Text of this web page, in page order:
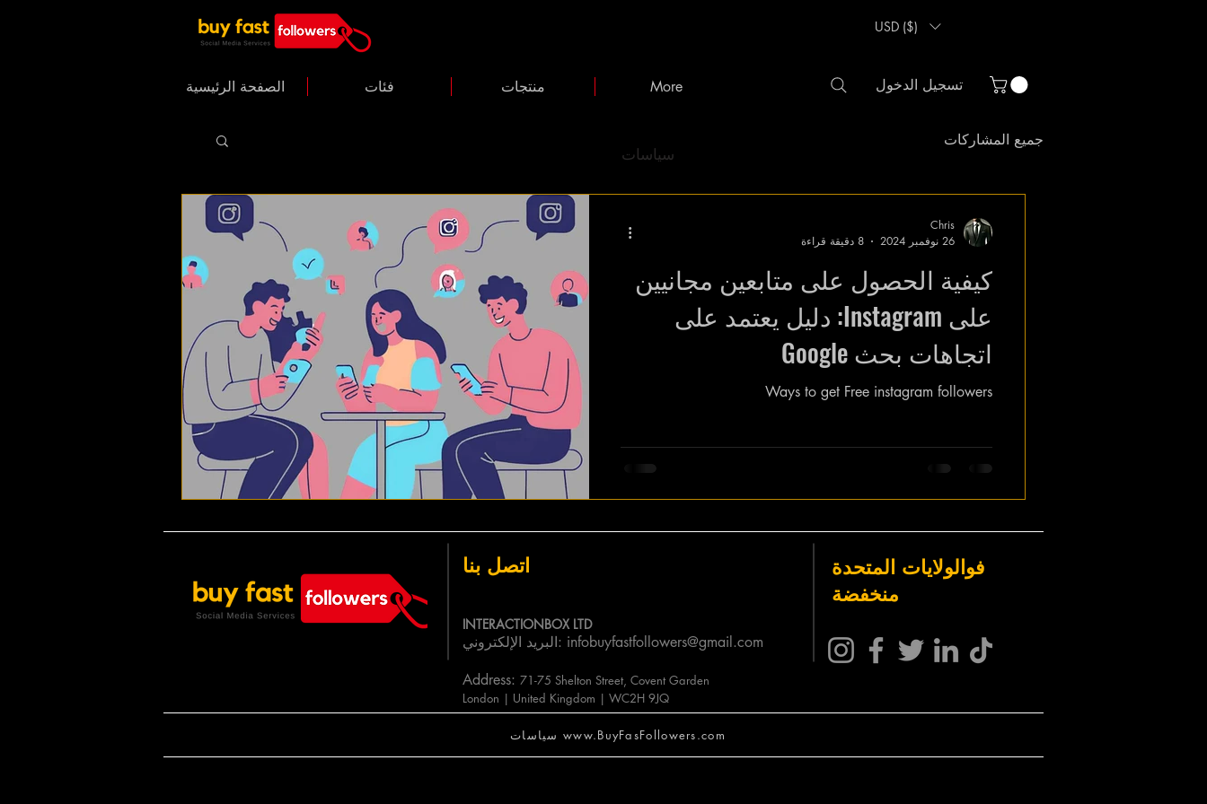
الصفحة الرئيسية فئات منتجات More
USD ($)
تسجيل الدخول
جميع المشاركات
كيفية الحصول على متابعين مجانيين
على Instagram: دليل يعتمد على
اتجاهات بحث Google
Ways to get Free instagram followers
Chris
26 نوفمبر 2024
8 دقيقة قراءة
سياسات
البريد الإلكتروني: infobuyfastfollowers@gmail.com
Address: 71-75 Shelton Street, Covent Garden
London | United Kingdom | WC2H 9JQ
فوالولايات المتحدة
منخفضة
اتصل بنا
INTERACTIONBOX LTD
سياسات www.BuyFasFollowers.com